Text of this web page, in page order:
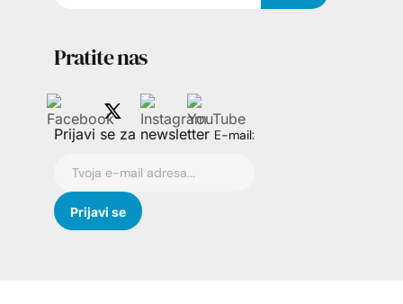
Pratite nas
Prijavi se za newsletter E-mail: